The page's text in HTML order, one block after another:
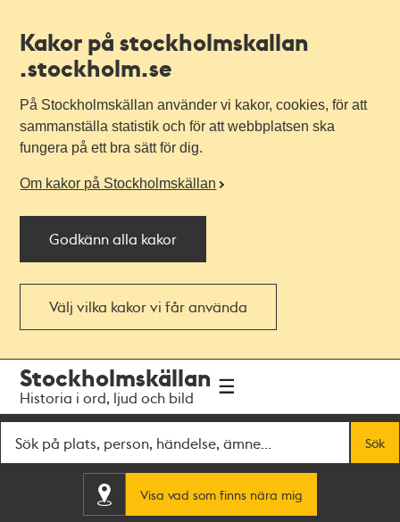
Kakor på stockholmskallan
.stockholm.se
På Stockholmskällan använder vi kakor, cookies, för att
sammanställa statistik och för att webbplatsen ska
fungera på ett bra sätt för dig.
Om kakor på Stockholmskällan
Godkänn alla kakor
Välj vilka kakor vi får använda
navigationen
huvudinnehållet
Stockholmskällan
Historia i ord, ljud och bild
Sök
Visa vad som finns nära mig